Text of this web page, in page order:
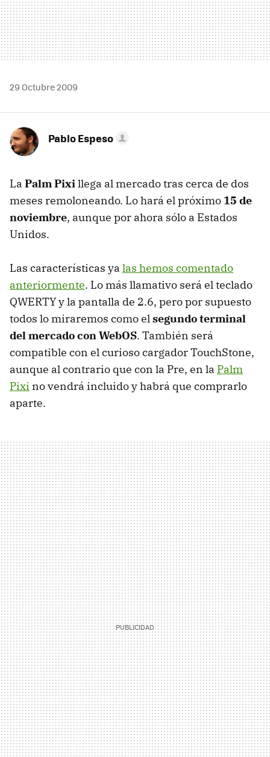
29 Octubre 2009
Pablo Espeso
La Palm Pixillega al mercado tras cerca de dos
meses remoloneando. Lo hará el próximo 15 de
noviembre, aunque por ahora sólo a Estados
Unidos.
Las características ya las hemos comentado
anteriormente. Lo más llamativo será el teclado
QWERTYy la pantalla de 2.6, pero por supuesto
todos lo miraremos como elsegundo terminal
del mercado con WebOS. También será
compatible con el curioso cargador TouchStone,
aunque al contrario que con la Pre, en la Palm
Pixi no vendrá incluido y habrá que comprarlo
aparte.